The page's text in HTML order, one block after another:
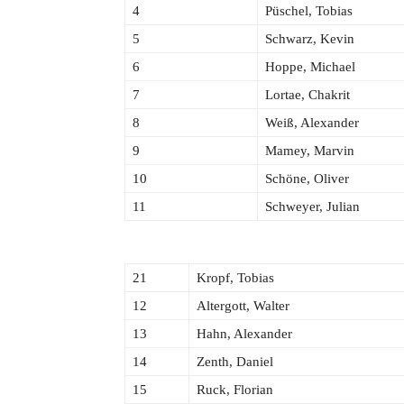
4
Püschel, Tobias
5
Schwarz, Kevin
6
Hoppe, Michael
7
Lortae, Chakrit
8
Weiß, Alexander
9
Mamey, Marvin
10
Schöne, Oliver
11
Schweyer, Julian
21
Kropf, Tobias
12
Altergott, Walter
13
Hahn, Alexander
14
Zenth, Daniel
15
Ruck, Florian